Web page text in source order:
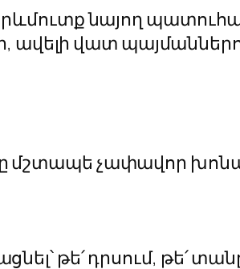
նայող
ավելի վատ
չափավոր
թե՛ դրսում, թե՛